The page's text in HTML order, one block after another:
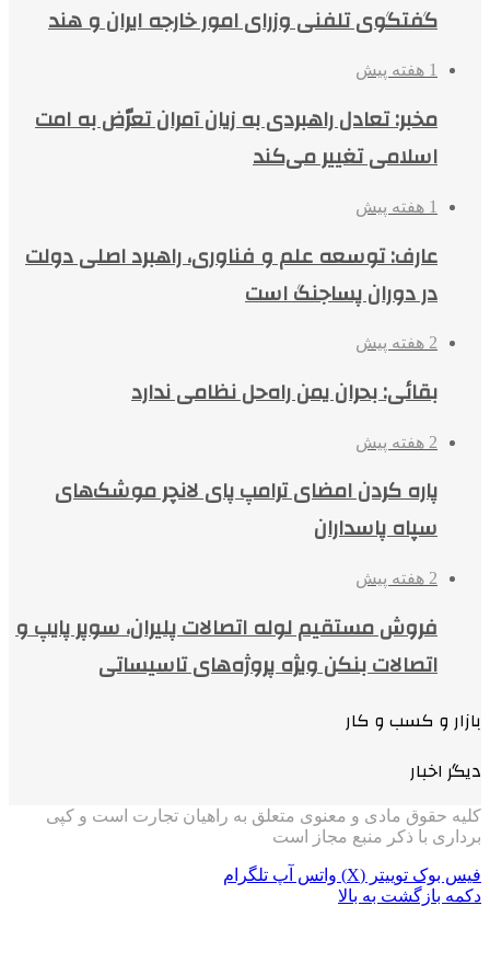
گفتگوی تلفنی وزرای امور خارجه ایران و هند
1 هفته پیش
مخبر: تعادل راهبردی به زیان آمران تعرّض به امت
اسلامی تغییر می‌کند
1 هفته پیش
عارف: توسعه علم و فناوری، راهبرد اصلی دولت
در دوران پساجنگ است
2 هفته پیش
بقائی: بحران یمن راه‌حل نظامی ندارد
2 هفته پیش
پاره کردن امضای ترامپ پای لانچر موشک‌های
سپاه پاسداران
2 هفته پیش
فروش مستقیم لوله اتصالات پلیران، سوپر پایپ و
اتصالات بنکن ویژه پروژه‌های تاسیساتی
بازار و کسب و کار
دیگر اخبار
کلیه حقوق مادی و معنوی متعلق به راهیان تجارت است و کپی
برداری با ذکر منبع مجاز است
فیس بوک توییتر (X) واتس آپ تلگرام
دکمه بازگشت به بالا